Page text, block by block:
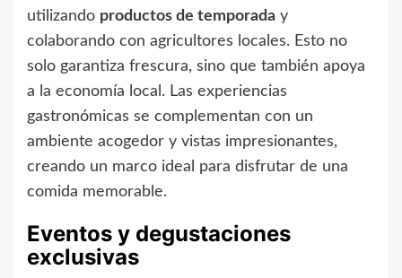
utilizando productos de temporada y
colaborando con agricultores locales. Esto no
solo garantiza frescura, sino que también apoya
a la economía local. Las experiencias
gastronómicas se complementan con un
ambiente acogedor y vistas impresionantes,
creando un marco ideal para disfrutar de una
comida memorable.
Eventos y degustaciones
exclusivas